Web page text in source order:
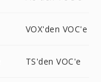
VOX'den VOC'e
TS'den VOC'e